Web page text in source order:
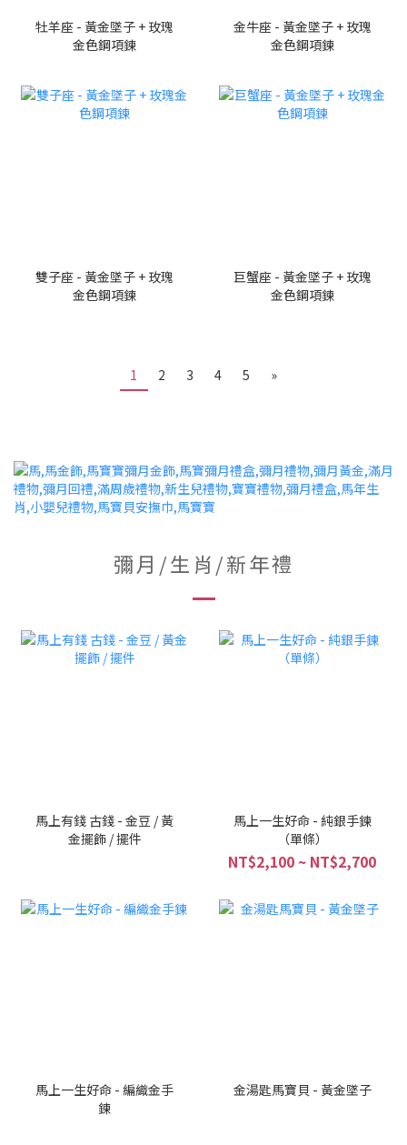
牡羊座 - 黃金墜子 + 玫瑰
金色鋼項鍊
金牛座 - 黃金墜子 + 玫瑰
金色鋼項鍊
雙子座 - 黃金墜子 + 玫瑰
金色鋼項鍊
巨蟹座 - 黃金墜子 + 玫瑰
金色鋼項鍊
1 2 3 4 5 »
彌月/生肖/新年禮
馬上有錢 古錢 - 金豆 / 黃
金擺飾 / 擺件
馬上一生好命 - 純銀手鍊
（單條）
NT$2,100 ~ NT$2,700
馬上一生好命 - 編織金手
鍊
金湯匙馬寶貝 - 黃金墜子